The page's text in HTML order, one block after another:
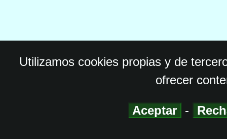
Utilizamos cookies propias y de
ofrecer
Aceptar -